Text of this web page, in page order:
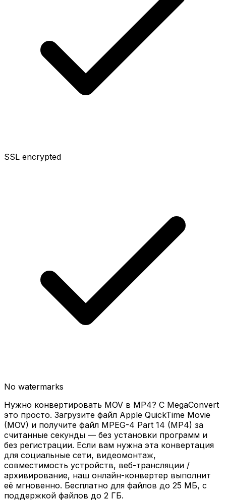
SSL encrypted
No watermarks
Нужно конвертировать MOV в MP4? С MegaConvert
это просто. Загрузите файл Apple QuickTime Movie
(MOV) и получите файл MPEG-4 Part 14 (MP4) за
считанные секунды — без установки программ и
без регистрации. Если вам нужна эта конвертация
для социальные сети, видеомонтаж,
совместимость устройств, веб-трансляции /
архивирование, наш онлайн-конвертер выполнит
её мгновенно. Бесплатно для файлов до 25 МБ, с
поддержкой файлов до 2 ГБ.